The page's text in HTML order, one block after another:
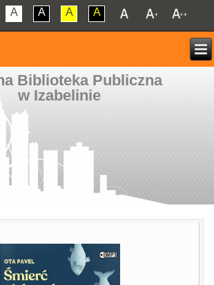
A A A A
Biblioteka Publiczna
w Izabelinie